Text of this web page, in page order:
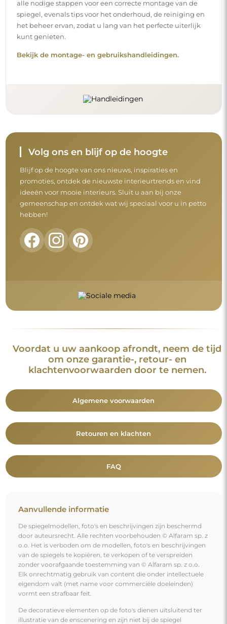
alle nodige stappen voor een correcte montage van de
spiegel, evenals tips voor het onderhoud, de reiniging en
het beheer ervan, zodat u lang van het perfecte uiterlijk
kunt genieten.
Bekijk de montage- en gebruikshandleidingen.
Volg ons en blijf op de hoogte
Blijf op de hoogte van ons nieuws, inspiraties en
promoties, ontdek de nieuwste interieurtrends en vind
ideeën voor mooie interieurs. Sluit u aan bij onze
gemeenschap en ontdek wat wij speciaal voor u in petto
hebben!
Voordat u uw aankoop afrondt, neem de tijd
om onze garantie-, retour- en
klachtenvoorwaarden door te nemen.
Algemene voorwaarden
Retouren en klachten
FAQ
Aanvullende informatie
De spiegelmodellen, foto's en beschrijvingen zijn beschermd
door auteursrecht. Alle rechten voorbehouden © Alfaram sp. z
o.o. Het is verboden om de modellen, foto's en beschrijvingen
van de spiegels te kopiëren, te verkopen of te verspreiden
zonder voorafgaande toestemming van © Alfaram sp. z o.o.
Elk onrechtmatig gebruik van content die onder intellectuele
eigendom valt (met name voor commerciële doeleinden)
vormt een strafbaar feit.
De decoratieve elementen op de foto's dienen uitsluitend ter
illustratie van de enscenering en zijn niet bij de spiegel